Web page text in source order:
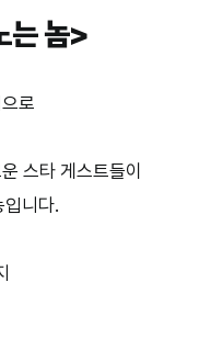
는 놈>
로
스타 게스트들이
니다.